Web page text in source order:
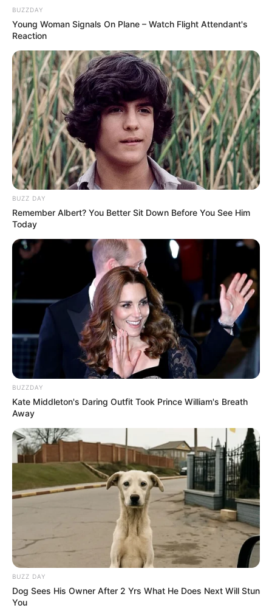
BUZZDAY
Young Woman Signals On Plane – Watch Flight Attendant's
Reaction
BUZZ DAY
Remember Albert? You Better Sit Down Before You See Him
Today
BUZZDAY
Kate Middleton's Daring Outfit Took Prince William's Breath
Away
BUZZ DAY
Dog Sees His Owner After 2 Yrs What He Does Next Will Stun
You